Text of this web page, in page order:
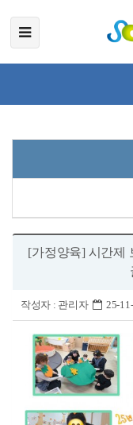
[가정양육] 시간제
작성자 : 관리자 25-